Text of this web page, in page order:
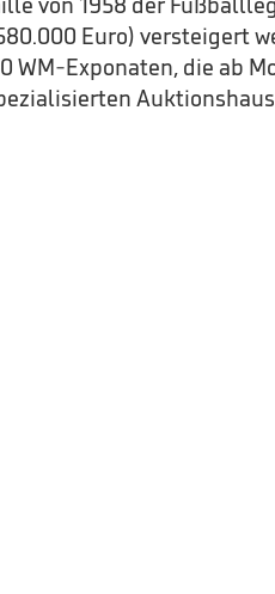
Euro) versteigert
WM-Exponaten, die ab
Auktionshaus